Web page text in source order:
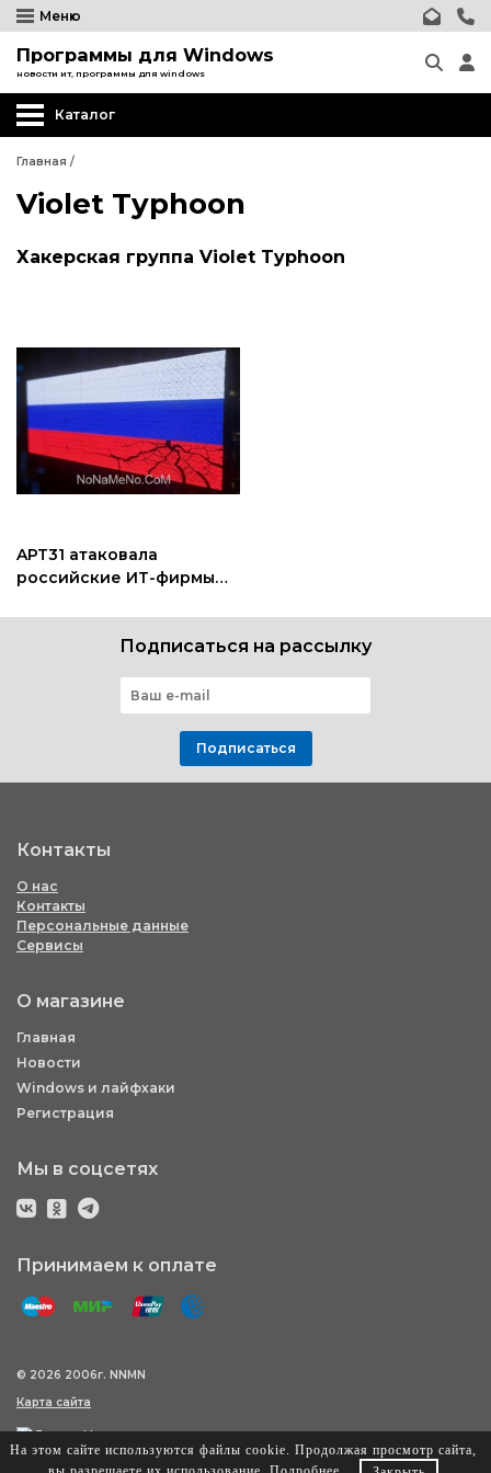
Меню
Программы для Windows
новости ит, программы для windows
Каталог
Главная /
Violet Typhoon
Хакерская группа Violet Typhoon
APT31 атаковала
российские ИТ-фирмы
Подписаться на рассылку
Подписаться
Контакты
О нас
Контакты
Персональные данные
Сервисы
О магазине
Главная
Новости
Windows и лайфхаки
Регистрация
Мы в соцсетях
Принимаем к оплате
© 2026 2006г. NNMN
Карта сайта
На этом сайте используются файлы cookie. Продолжая просмотр сайта,